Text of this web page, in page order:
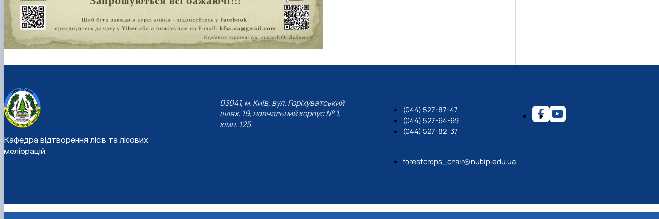
Кафедра відтворення лісів та лісових
меліорацій
03041, м. Київ, вул. Горіхуватський
шлях, 19, навчальний корпус № 1,
кімн. 125.
(044) 527-87-47
(044) 527-64-69
(044) 527-82-37
forestcrops_chair@nubip.edu.ua